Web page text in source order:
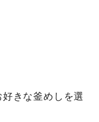
きな釜めしを選